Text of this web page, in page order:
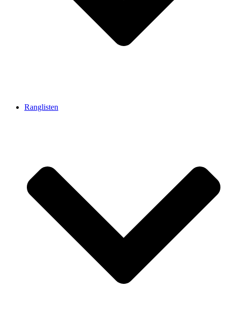
Ranglisten